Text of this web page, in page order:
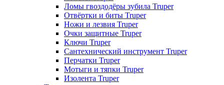
Ломы гвоздодёры зубила Truper
Отвёртки и биты Truper
Ножи и лезвия Truper
Очки защитные Truper
Ключи Truper
Сантехнический инструмент Truper
Перчатки Truper
Мотыги и тяпки Truper
Изолента Truper